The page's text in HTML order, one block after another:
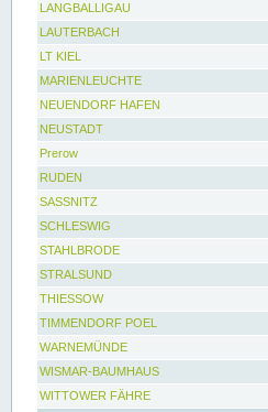
LANGBALLIGAU
LAUTERBACH
LT KIEL
MARIENLEUCHTE
NEUENDORF HAFEN
NEUSTADT
Prerow
RUDEN
SASSNITZ
SCHLESWIG
STAHLBRODE
STRALSUND
THIESSOW
TIMMENDORF POEL
WARNEMÜNDE
WISMAR-BAUMHAUS
WITTOWER FÄHRE